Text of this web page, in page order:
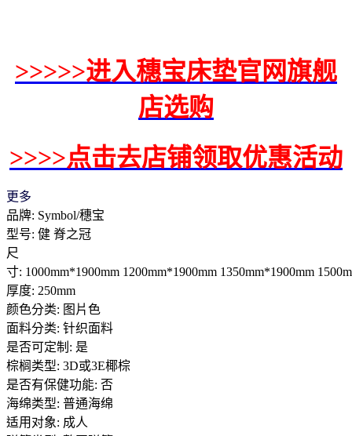
>>>>>进入穗宝床垫官网旗舰
店选购
>>>>点击去店铺领取优惠活动
更多
品牌: Symbol/穗宝
型号: 健 脊之冠
尺
寸: 1000mm*1900mm 1200mm*1900mm 1350mm*1900mm
厚度: 250mm
颜色分类: 图片色
面料分类: 针织面料
是否可定制: 是
棕榈类型: 3D或3E椰棕
是否有保健功能: 否
海绵类型: 普通海绵
适用对象: 成人